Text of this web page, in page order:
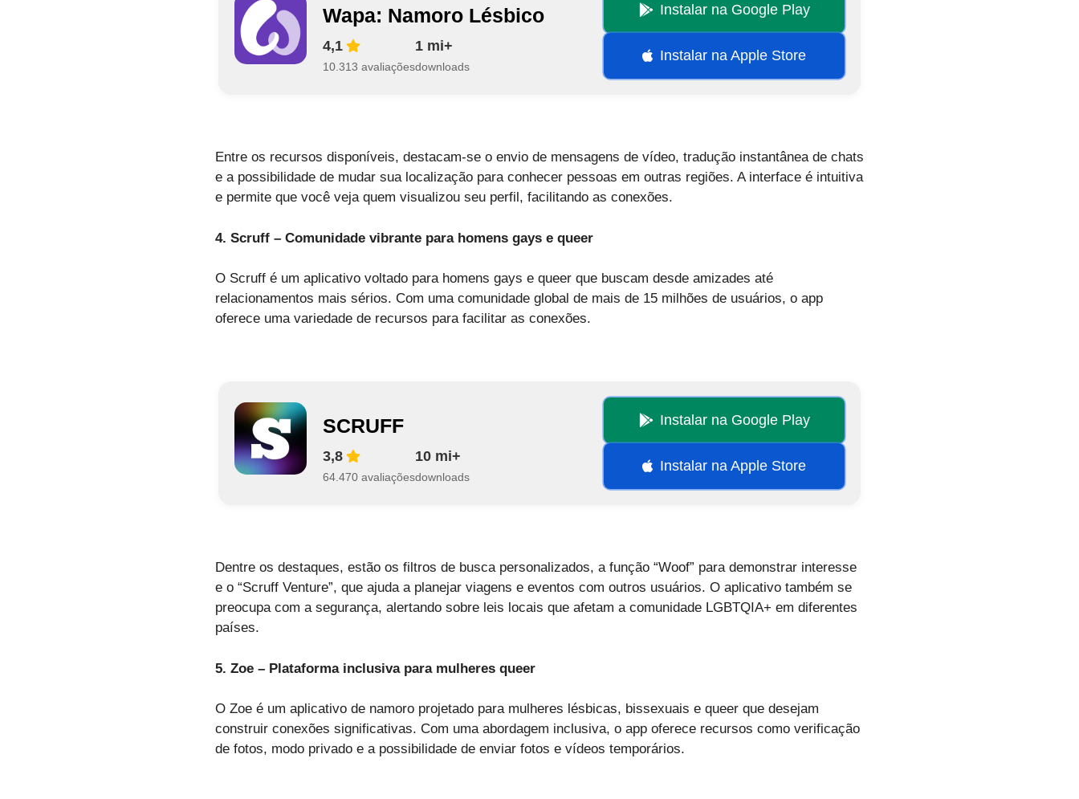
Wapa: Namoro Lésbico
4,1
10.313 avaliações
1 mi+
downloads
Instalar na Google Play
Instalar na Apple Store
Entre os recursos disponíveis, destacam-se o envio de mensagens de vídeo, tradução instantânea de chats
e a possibilidade de mudar sua localização para conhecer pessoas em outras regiões. A interface é intuitiva
e permite que você veja quem visualizou seu perfil, facilitando as conexões.
4. Scruff – Comunidade vibrante para homens gays e queer
O Scruff é um aplicativo voltado para homens gays e queer que buscam desde amizades até
relacionamentos mais sérios. Com uma comunidade global de mais de 15 milhões de usuários, o app
oferece uma variedade de recursos para facilitar as conexões.
SCRUFF
3,8
64.470 avaliações
10 mi+
downloads
Instalar na Google Play
Instalar na Apple Store
Dentre os destaques, estão os filtros de busca personalizados, a função “Woof” para demonstrar interesse
e o “Scruff Venture”, que ajuda a planejar viagens e eventos com outros usuários. O aplicativo também se
preocupa com a segurança, alertando sobre leis locais que afetam a comunidade LGBTQIA+ em diferentes
países.
5. Zoe – Plataforma inclusiva para mulheres queer
O Zoe é um aplicativo de namoro projetado para mulheres lésbicas, bissexuais e queer que desejam
construir conexões significativas. Com uma abordagem inclusiva, o app oferece recursos como verificação
de fotos, modo privado e a possibilidade de enviar fotos e vídeos temporários.